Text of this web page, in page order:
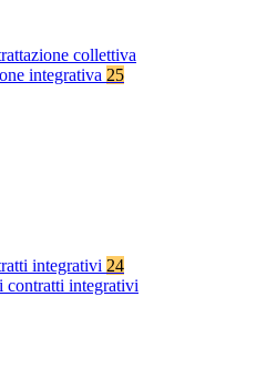
collettiva
integrativa 25
integrativi 24
contratti integrativi